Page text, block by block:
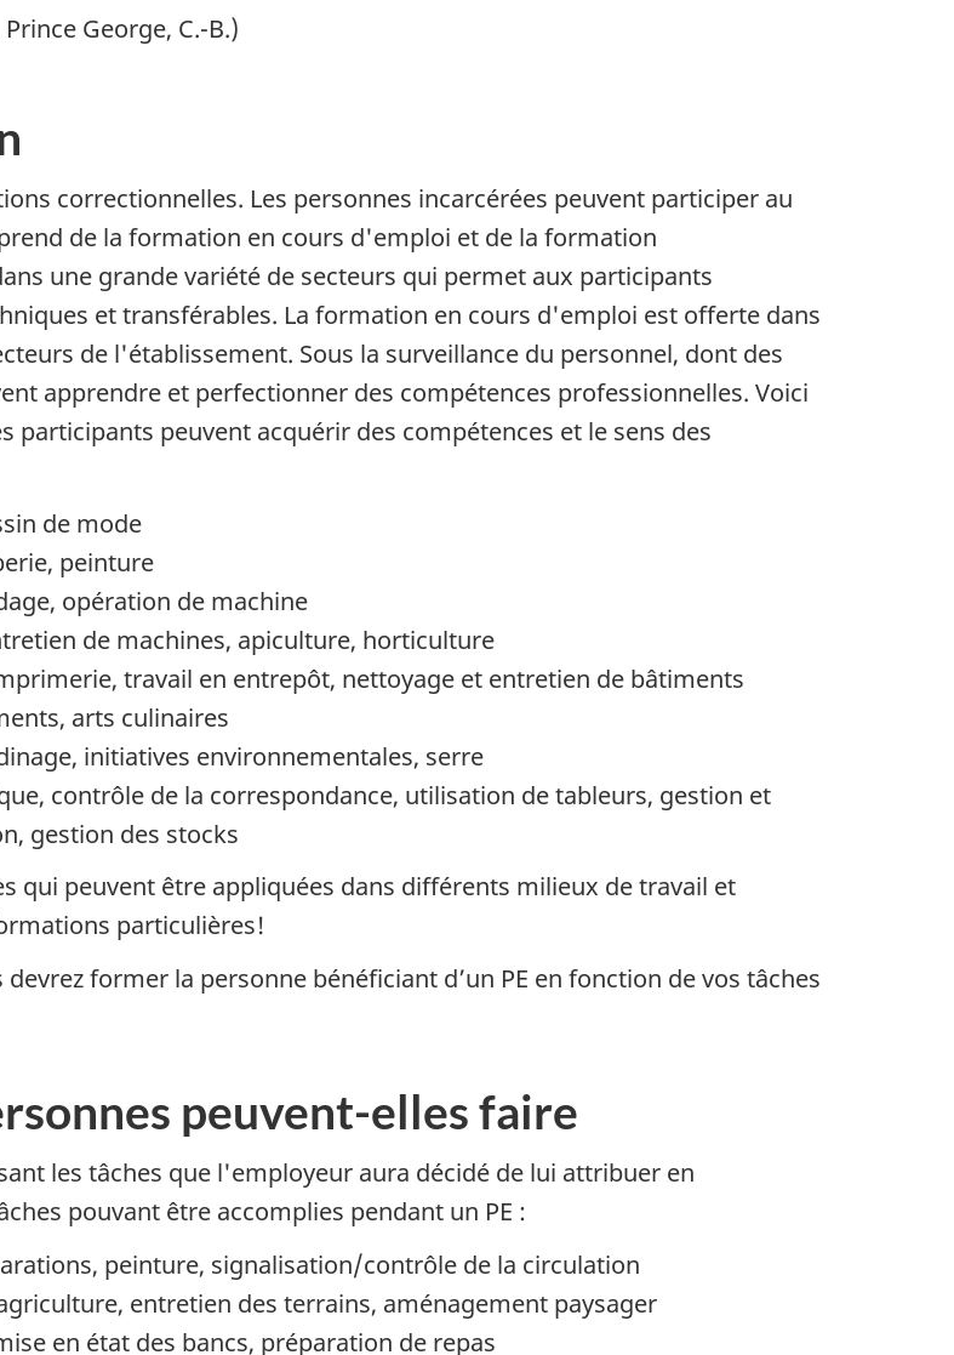
George, C.-B.)
correctionnelles. Les personnes incarcérées peuvent participer au
de la formation en cours d'emploi et de la formation
une grande variété de secteurs qui permet aux participants
et transférables. La formation en cours d'emploi est offerte dans
de l'établissement. Sous la surveillance du personnel, dont des
apprendre et perfectionner des compétences professionnelles. Voici
participants peuvent acquérir des compétences et le sens des
de mode
peinture
opération de machine
de machines, apiculture, horticulture
travail en entrepôt, nettoyage et entretien de bâtiments
arts culinaires
initiatives environnementales, serre
contrôle de la correspondance, utilisation de tableurs, gestion et
gestion des stocks
qui peuvent être appliquées dans différents milieux de travail et
particulières!
former la personne bénéficiant d’un PE en fonction de vos tâches
peuvent-elles faire
les tâches que l'employeur aura décidé de lui attribuer en
pouvant être accomplies pendant un PE :
peinture, signalisation/contrôle de la circulation
entretien des terrains, aménagement paysager
en état des bancs, préparation de repas